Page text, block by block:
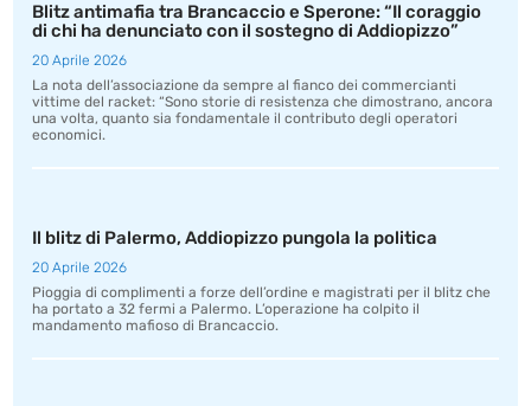
Blitz antimafia tra Brancaccio e Sperone: “Il coraggio
di chi ha denunciato con il sostegno di Addiopizzo”
20 Aprile 2026
La nota dell’associazione da sempre al fianco dei commercianti
vittime del racket: “Sono storie di resistenza che dimostrano, ancora
una volta, quanto sia fondamentale il contributo degli operatori
economici.
Il blitz di Palermo, Addiopizzo pungola la politica
20 Aprile 2026
Pioggia di complimenti a forze dell’ordine e magistrati per il blitz che
ha portato a 32 fermi a Palermo. L’operazione ha colpito il
mandamento mafioso di Brancaccio.